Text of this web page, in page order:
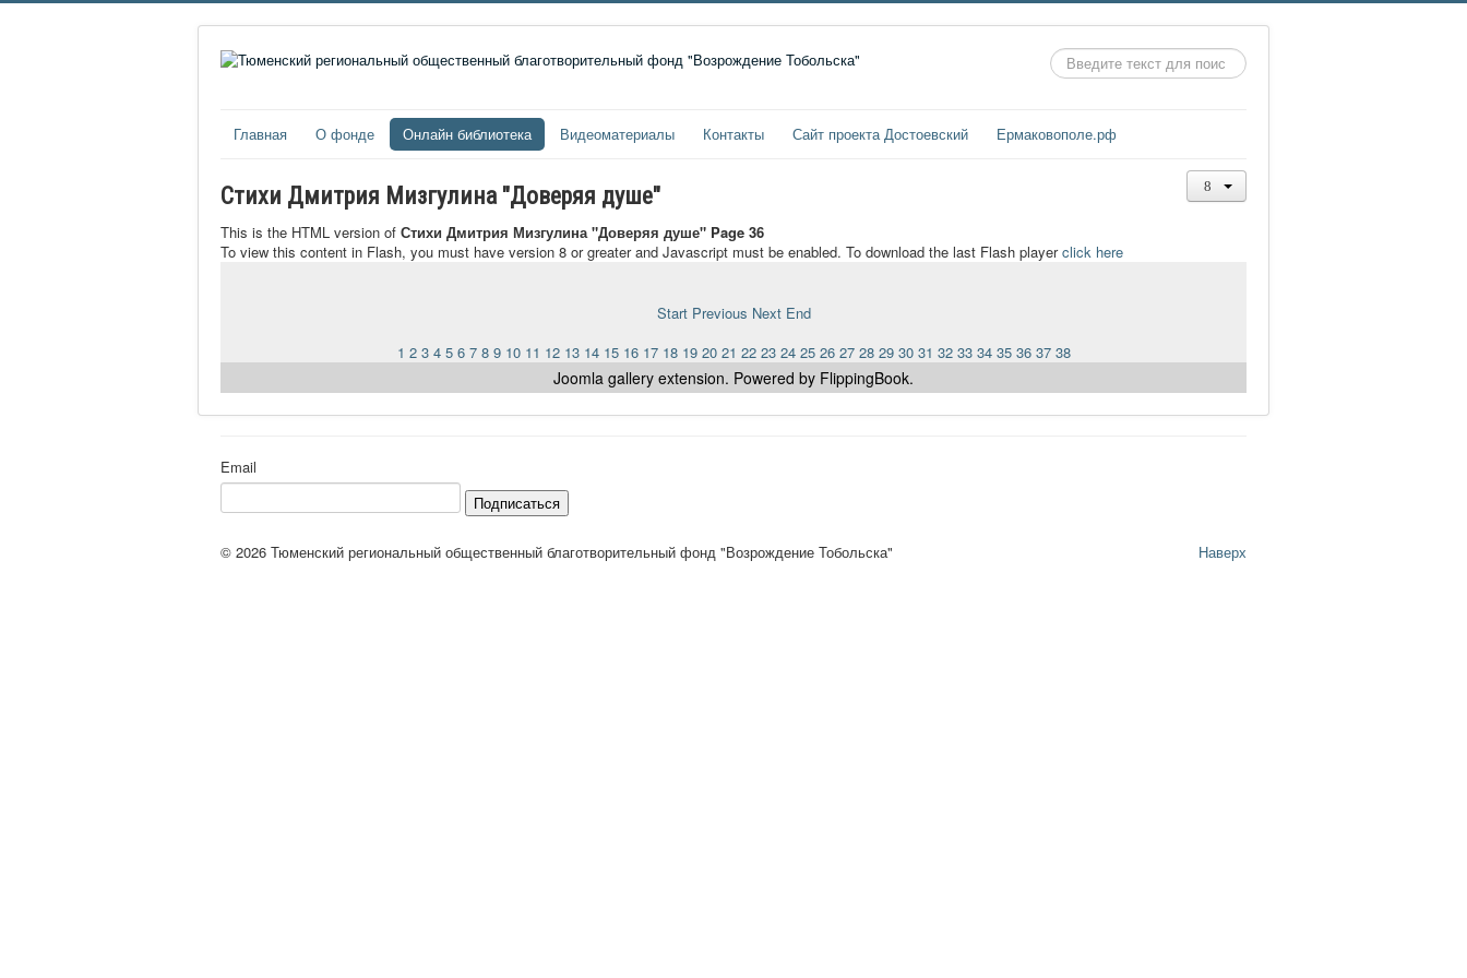
Искать...
Главная О фонде Онлайн библиотека Видеоматериалы Контакты Сайт проекта Достоевский Ермаковополе.рф
Стихи Дмитрия Мизгулина "Доверяя душе"
This is the HTML version of Стихи Дмитрия Мизгулина "Доверяя душе" Page 36
To view this content in Flash, you must have version 8 or greater and Javascript must be enabled. To download the last Flash playerclick here
Start Previous Next End
1 2 3 4 5 6 7 8 9 10 11 12 13 14 15 16 17 18 19 20 21 22 23 24 25 26 27 28 29 30 31 32 33 34 35 36 37 38
Joomla gallery extension. Powered by FlippingBook.
Email
Подписаться
Наверх
© 2026 Тюменский региональный общественный благотворительный фонд "Возрождение Тобольска"